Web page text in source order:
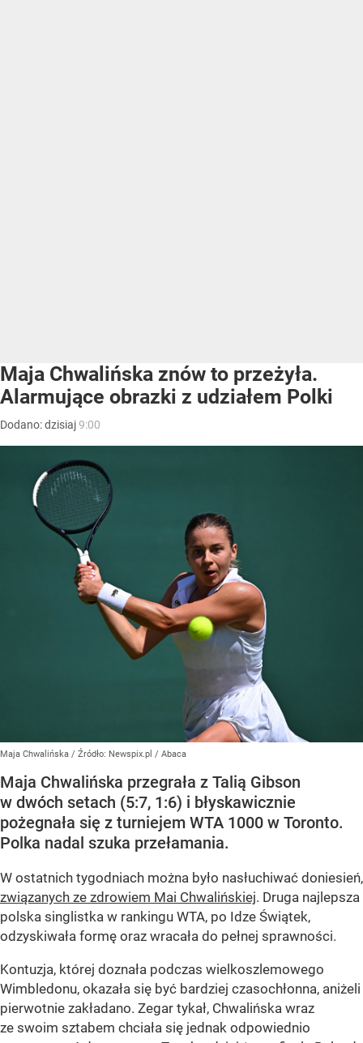
Maja Chwalińska znów to przeżyła.
Alarmujące obrazki z udziałem Polki
Dodano:dzisiaj9:00
Maja Chwalińska / Źródło: Newspix.pl / Abaca
Maja Chwalińska przegrała z Talią Gibson
w dwóch setach (5:7, 1:6) i błyskawicznie
pożegnała się z turniejem WTA 1000 w Toronto.
Polka nadal szuka przełamania.
W ostatnich tygodniach można było nasłuchiwać doniesień,
związanych ze zdrowiem Mai Chwalińskiej. Druga najlepsza
polska singlistka w rankingu WTA, po Idze Świątek,
odzyskiwała formę oraz wracała do pełnej sprawności.
Kontuzja, której doznała podczas wielkoszlemowego
Wimbledonu, okazała się być bardziej czasochłonna, aniżeli
pierwotnie zakładano. Zegar tykał, Chwalińska wraz
ze swoim sztabem chciała się jednak odpowiednio